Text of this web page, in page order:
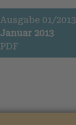
Ausgabe 01/2013
Januar 2013
PDF